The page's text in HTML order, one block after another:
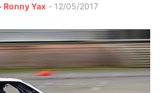
Ronny Yax - 12/05/2017